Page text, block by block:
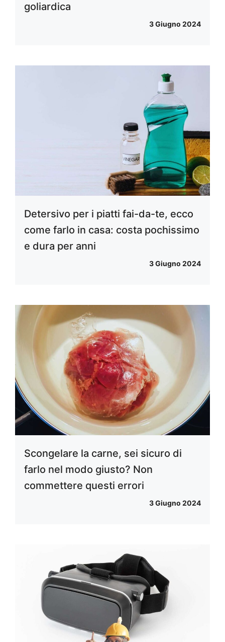
goliardica
3 Giugno 2024
Detersivo per i piatti fai-da-te, ecco
come farlo in casa: costa pochissimo
e dura per anni
3 Giugno 2024
Scongelare la carne, sei sicuro di
farlo nel modo giusto? Non
commettere questi errori
3 Giugno 2024